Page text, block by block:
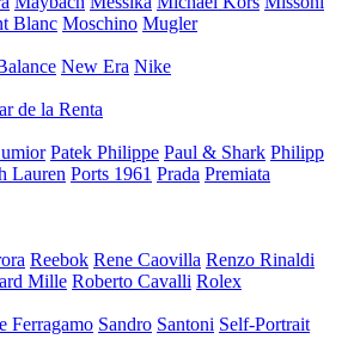
Blanc Moschino Mugler
New Era Nike
de la Renta
Patek Philippe Paul & Shark Philipp
Lauren Ports 1961 Prada Premiata
Reebok Rene Caovilla Renzo Rinaldi
Mille Roberto Cavalli Rolex
Ferragamo Sandro Santoni Self-Portrait